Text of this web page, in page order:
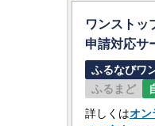
ワンストッ
申請対応サ
ふるなびワ
ふるまど
詳しくはオン